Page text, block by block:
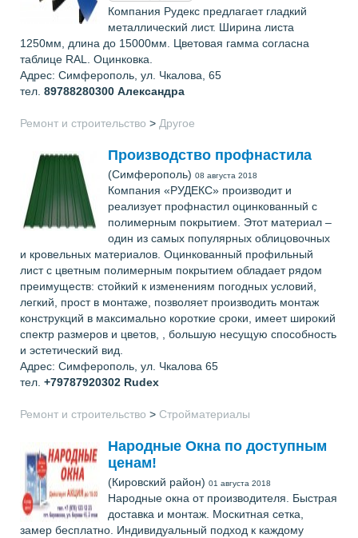
Компания Рудекс предлагает гладкий
металлический лист. Ширина листа
1250мм, длина до 15000мм. Цветовая гамма согласна
таблице RAL. Оцинковка.
Адрес: Симферополь, ул. Чкалова, 65
тел. 89788280300 Александра
Ремонт и строительство > Другое
Производство профнастила
(Симферополь) 08 августа 2018
Компания «РУДЕКС» производит и
реализует профнастил оцинкованный с
полимерным покрытием. Этот материал –
один из самых популярных облицовочных
и кровельных материалов. Оцинкованный профильный
лист с цветным полимерным покрытием обладает рядом
преимуществ: стойкий к изменениям погодных условий,
легкий, прост в монтаже, позволяет производить монтаж
конструкций в максимально короткие сроки, имеет широкий
спектр размеров и цветов, , большую несущую способность
и эстетический вид.
Адрес: Симферополь, ул. Чкалова 65
тел. +79787920302 Rudex
Ремонт и строительство > Стройматериалы
Народные Окна по доступным
ценам!
(Кировский район) 01 августа 2018
Народные окна от производителя. Быстрая
доставка и монтаж. Москитная сетка,
замер бесплатно. Индивидуальный подход к каждому